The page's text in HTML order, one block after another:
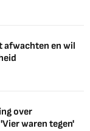
afwachten en wil
over
waren tegen'